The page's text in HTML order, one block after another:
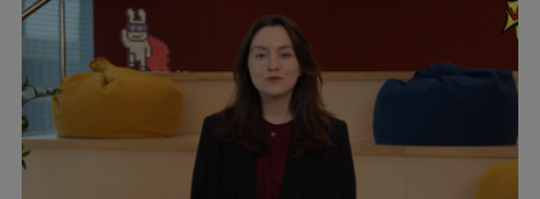
кадровых ошибок. В этой статье Марина Ускова,
руководитель отдела подбора персонала
рекрутинговой компании, разбирает самые
распространенные мифы о зумерах и объясняет,
почему устаревшие представления мешают
бизнесу находить и удерживать сильных
сотрудников.